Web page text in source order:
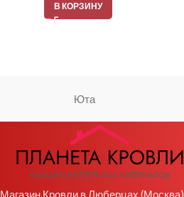
В КОРЗИНУ
Юта
Магазин Кровли в Люберцах (Москва)